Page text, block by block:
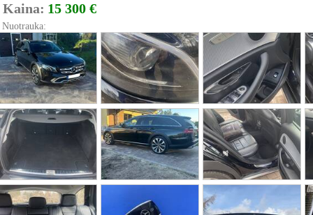
Kaina: 15 300 €
Nuotrauka: